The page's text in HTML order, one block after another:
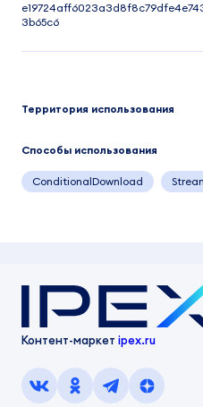
3b65c6
Территория использования
Способы использования
ConditionalDownload
Контент-маркет ipex.ru